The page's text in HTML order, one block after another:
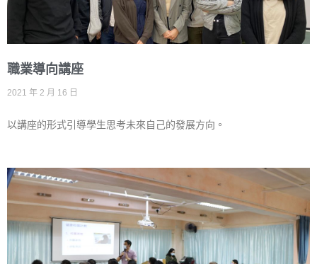
職業導向講座
2021 年 2 月 16 日
以講座的形式引導學生思考未來自己的發展方向。